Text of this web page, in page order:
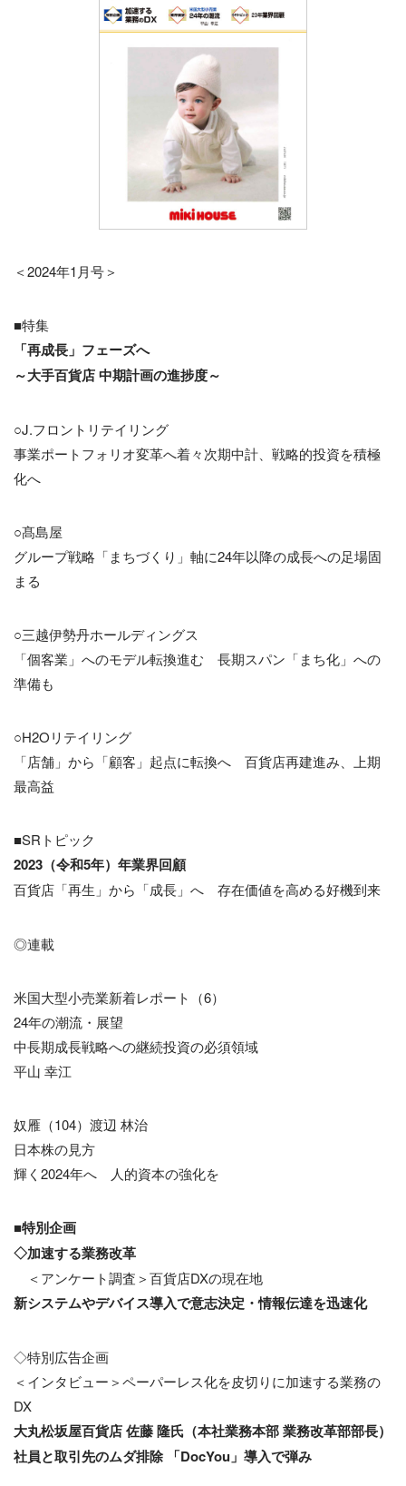
＜2024年1月号＞
■特集
「再成長」フェーズへ
～大手百貨店 中期計画の進捗度～
○J.フロントリテイリング
事業ポートフォリオ変革へ着々次期中計、戦略的投資を積極
化へ
○髙島屋
グループ戦略「まちづくり」軸に24年以降の成長への足場固
まる
○三越伊勢丹ホールディングス
「個客業」へのモデル転換進む 長期スパン「まち化」への
準備も
○H2Oリテイリング
「店舗」から「顧客」起点に転換へ 百貨店再建進み、上期
最高益
■SRトピック
2023（令和5年）年業界回顧
百貨店「再生」から「成長」へ 存在価値を高める好機到来
◎連載
米国大型小売業新着レポート（6）
24年の潮流・展望
中長期成長戦略への継続投資の必須領域
平山 幸江
奴雁（104）渡辺 林治
日本株の見方
輝く2024年へ 人的資本の強化を
■特別企画
◇加速する業務改革
＜アンケート調査＞百貨店DXの現在地
新システムやデバイス導入で意志決定・情報伝達を迅速化
◇特別広告企画
＜インタビュー＞ペーパーレス化を皮切りに加速する業務の
DX
大丸松坂屋百貨店 佐藤 隆氏（本社業務本部 業務改革部部長）
社員と取引先のムダ排除 「DocYou」導入で弾み